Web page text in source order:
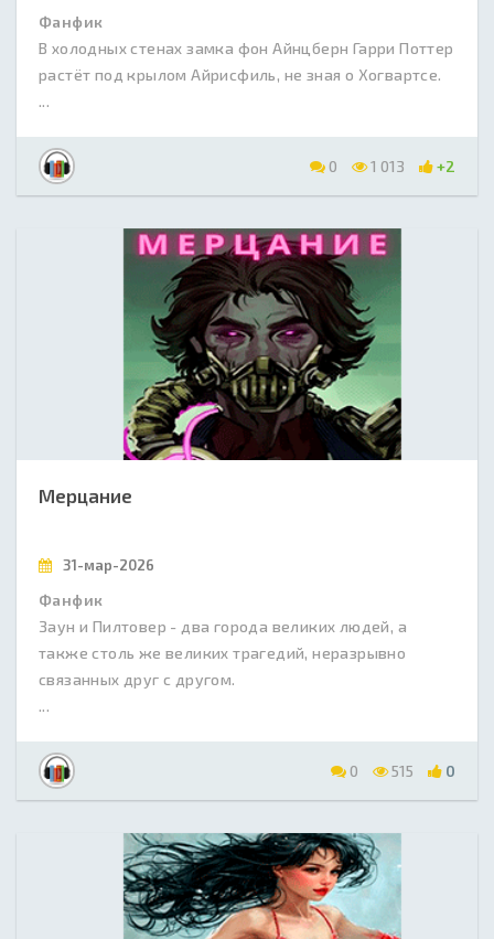
Фанфик
В холодных стенах замка фон Айнцберн Гарри Поттер
растёт под крылом Айрисфиль, не зная о Хогвартсе.
...
0 1 013 +2
Мерцание
31-мар-2026
Фанфик
Заун и Пилтовер - два города великих людей, а
также столь же великих трагедий, неразрывно
связанных друг с другом.
...
0 515 0